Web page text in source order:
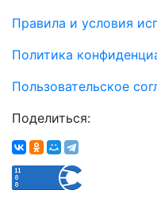
Правила и условия
Политика
Пользовательское
Поделиться: